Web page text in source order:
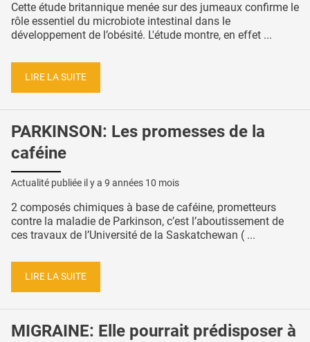
Cette étude britannique menée sur des jumeaux confirme le
rôle essentiel du microbiote intestinal dans le
développement de l’obésité. L'étude montre, en effet ...
LIRE LA SUITE
PARKINSON: Les promesses de la
caféine
Actualité publiée il y a 9 années 10 mois
2 composés chimiques à base de caféine, prometteurs
contre la maladie de Parkinson, c’est l’aboutissement de
ces travaux de l’Université de la Saskatchewan ( ...
LIRE LA SUITE
MIGRAINE: Elle pourrait prédisposer à